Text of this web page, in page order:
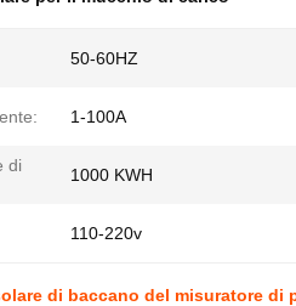
50-60HZ
1-100A
di
1000 KWH
110-220v
di baccano del misuratore di